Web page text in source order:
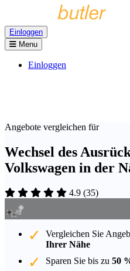
Einloggen
Menu
Einloggen
Angebote vergleichen für
Wechsel des
Volkswagen in der
4.9 (35)
Vergleichen Sie
Ihrer Nähe
Sparen Sie bis zu 50